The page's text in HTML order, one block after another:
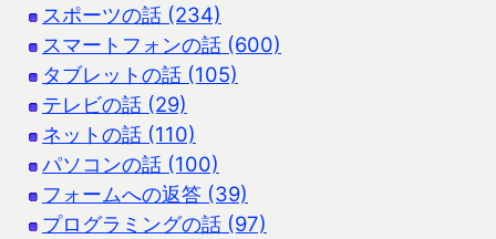
スポーツの話 (234)
スマートフォンの話 (600)
タブレットの話 (105)
テレビの話 (29)
ネットの話 (110)
パソコンの話 (100)
フォームへの返答 (39)
プログラミングの話 (97)